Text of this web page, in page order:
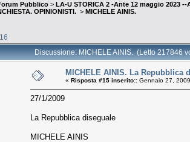
Pubblico > LA-U STORICA 2 -Ante 12 maggio 2023 --
OPINIONISTI. > MICHELE AINIS.
16
Discussione: MICHELE AINIS. (Letto 217846
MICHELE AINIS. La Repubblica
« Risposta #15 inserito:: Gennaio 27,
27/1/2009
La Repubblica diseguale
MICHELE AINIS